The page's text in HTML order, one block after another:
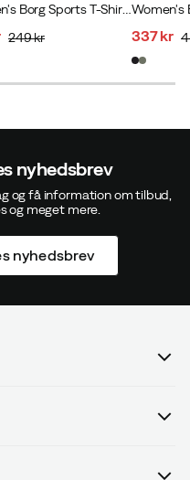
Women's Borg Sports T-Shirt Black Beauty
249 kr
337 kr
original
nyhedsbrev
og få information om tilbud,
og meget mere.
nyhedsbrev